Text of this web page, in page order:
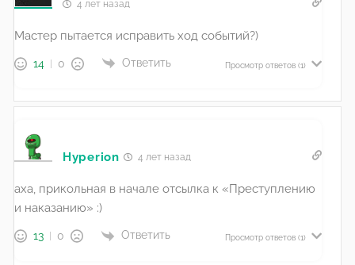
4 лет назад
Мастер пытается исправить ход событий?)
14 0 Ответить Просмотр ответов (1)
Hyperion 4 лет назад
аха, прикольная в начале отсылка к «Преступлению
и наказанию» :)
13 0 Ответить Просмотр ответов (1)